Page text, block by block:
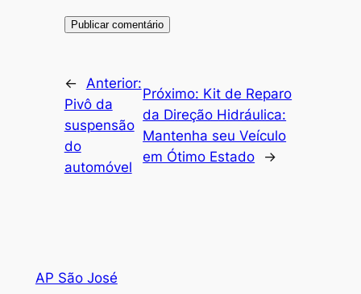
← Anterior:
Pivô da
suspensão
do
automóvel
Próximo: Kit de Reparo
da Direção Hidráulica:
Mantenha seu Veículo
em Ótimo Estado
→
AP São José